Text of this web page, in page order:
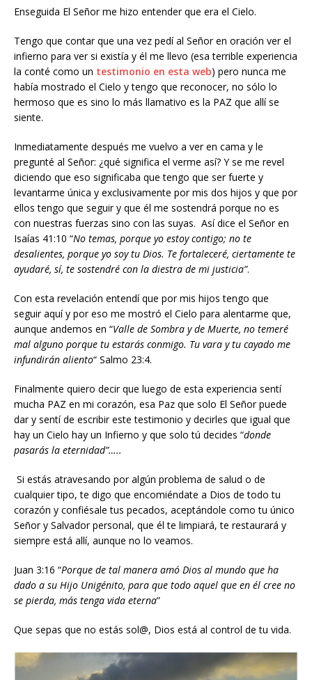
Enseguida El Señor me hizo entender que era el Cielo.
Tengo que contar que una vez pedí al Señor en oración ver el
infierno para ver si existía y él me llevo (esa terrible experiencia
la conté como un testimonio en esta web) pero nunca me
había mostrado el Cielo y tengo que reconocer, no sólo lo
hermoso que es sino lo más llamativo es la PAZ que allí se
siente.
Inmediatamente después me vuelvo a ver en cama y le
pregunté al Señor: ¿qué significa el verme así? Y se me revel
diciendo que eso significaba que tengo que ser fuerte y
levantarme única y exclusivamente por mis dos hijos y que por
ellos tengo que seguir y que él me sostendrá porque no es
con nuestras fuerzas sino con las suyas. Así dice el Señor en
Isaías 41:10 “No temas, porque yo estoy contigo; no te
desalientes, porque yo soy tu Dios. Te fortaleceré, ciertamente te
ayudaré, sí, te sostendré con la diestra de mi justicia”.
Con esta revelación entendí que por mis hijos tengo que
seguir aquí y por eso me mostró el Cielo para alentarme que,
aunque andemos en “Valle de Sombra y de Muerte, no temeré
mal alguno porque tu estarás conmigo. Tu vara y tu cayado me
infundirán aliento“ Salmo 23:4.
Finalmente quiero decir que luego de esta experiencia sentí
mucha PAZ en mi corazón, esa Paz que solo El Señor puede
dar y sentí de escribir este testimonio y decirles que igual que
hay un Cielo hay un Infierno y que solo tú decides “donde
pasarás la eternidad”…..
Si estás atravesando por algún problema de salud o de
cualquier tipo, te digo que encomiéndate a Dios de todo tu
corazón y confiésale tus pecados, aceptándole como tu único
Señor y Salvador personal, que él te limpiará, te restaurará y
siempre está allí, aunque no lo veamos.
Juan 3:16 “Porque de tal manera amó Dios al mundo que ha
dado a su Hijo Unigénito, para que todo aquel que en él cree no
se pierda, más tenga vida eterna”
Que sepas que no estás sol@, Dios está al control de tu vida.